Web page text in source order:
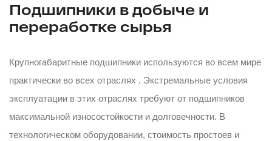
Подшипники в добыче и
переработке сырья
Крупногабаритные подшипники используются во всем мире
практически во всех отраслях . Экстремальные условия
эксплуатации в этих отраслях требуют от подшипников
максимальной износостойкости и долговечности. В
технологическом оборудовании, стоимость простоев и